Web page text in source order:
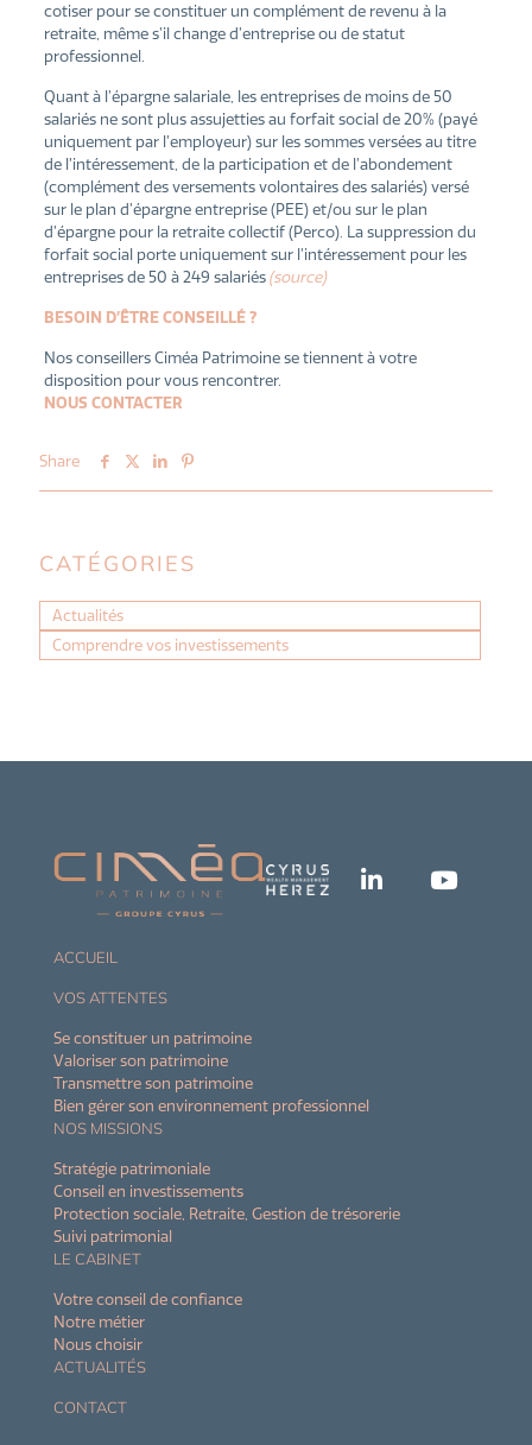
cotiser pour se constituer un complément de revenu à la
retraite, même s’il change d’entreprise ou de statut
professionnel.
Quant à l’épargne salariale, les entreprises de moins de 50
salariés ne sont plus assujetties au forfait social de 20% (payé
uniquement par l’employeur) sur les sommes versées au titre
de l’intéressement, de la participation et de l’abondement
(complément des versements volontaires des salariés) versé
sur le plan d’épargne entreprise (PEE) et/ou sur le plan
d’épargne pour la retraite collectif (Perco). La suppression du
forfait social porte uniquement sur l’intéressement pour les
entreprises de 50 à 249 salariés(source)
BESOIN D’ÊTRE CONSEILLÉ ?
Nos conseillers Ciméa Patrimoine se tiennent à votre
disposition pour vous rencontrer.
NOUS CONTACTER
Share
CATÉGORIES
Actualités
Comprendre vos investissements
ACCUEIL
VOS ATTENTES
Se constituer un patrimoine
Valoriser son patrimoine
Transmettre son patrimoine
Bien gérer son environnement professionnel
NOS MISSIONS
Stratégie patrimoniale
Conseil en investissements
Protection sociale, Retraite, Gestion de trésorerie
Suivi patrimonial
LE CABINET
Votre conseil de confiance
Notre métier
Nous choisir
ACTUALITÉS
CONTACT